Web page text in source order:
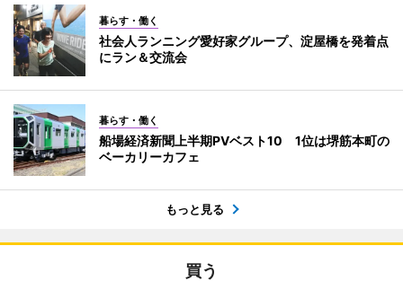
暮らす・働く
社会人ランニング愛好家グループ、淀屋橋を発着点
にラン＆交流会
暮らす・働く
船場経済新聞上半期PVベスト10 1位は堺筋本町の
ベーカリーカフェ
もっと見る
買う